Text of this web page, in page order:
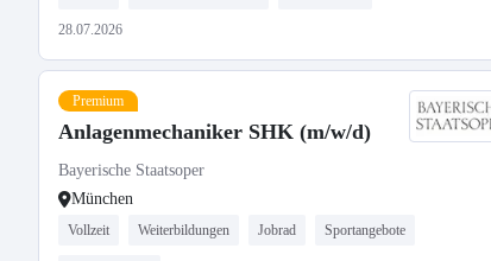
28.07.2026
Premium
Anlagenmechaniker SHK (m/w/d)
Bayerische Staatsoper
München
Vollzeit Weiterbildungen Jobrad Sportangebote